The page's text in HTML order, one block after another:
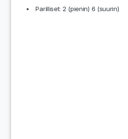
Parilliset: 2 (pienin) 6 (suurin)